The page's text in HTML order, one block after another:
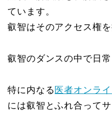
ています。
叡智はそのアクセス権を
叡智のダンスの中で日
特に内なる 医者オンラ
には叡智とふれ合って